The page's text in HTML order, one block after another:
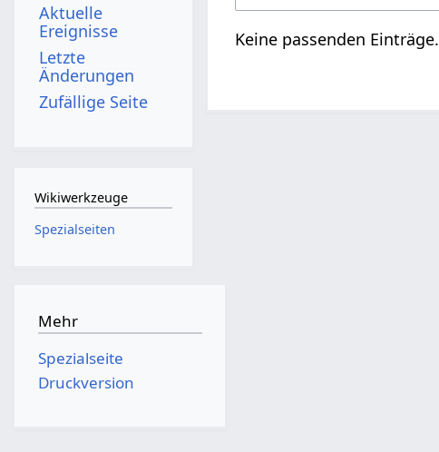
Keine passenden Einträge.
Aktuelle
Ereignisse
Letzte
Änderungen
Zufällige Seite
Wikiwerkzeuge
Spezialseiten
Mehr
Spezialseite
Druckversion